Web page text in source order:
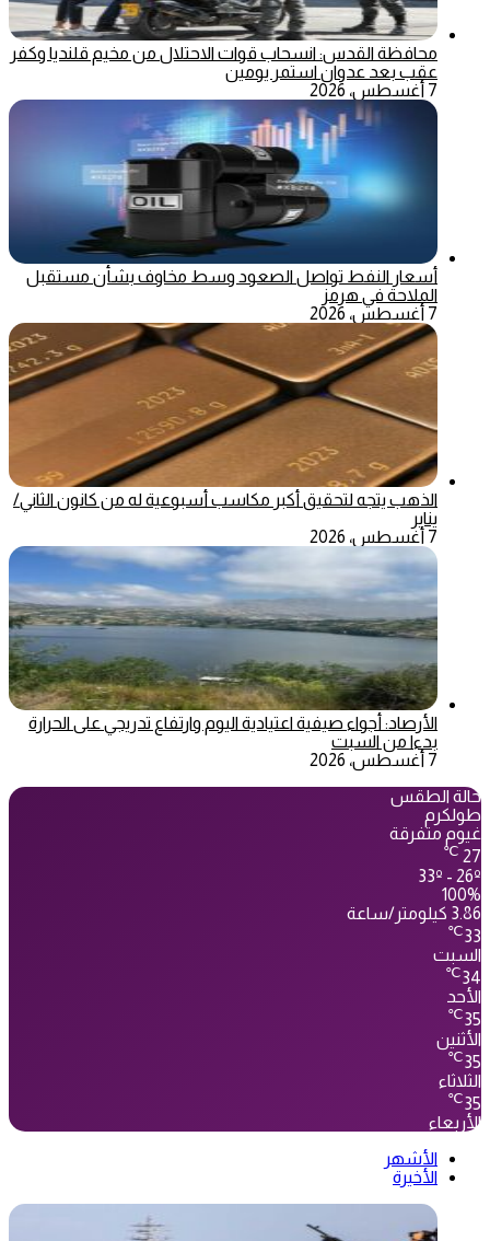
محافظة القدس: انسحاب قوات الاحتلال من مخيم قلنديا وكفر
عقب بعد عدوان استمر يومين
7 أغسطس، 2026
أسعار النفط تواصل الصعود وسط مخاوف بشأن مستقبل
الملاحة في هرمز
7 أغسطس، 2026
الذهب يتجه لتحقيق أكبر مكاسب أسبوعية له من كانون الثاني/
يناير
7 أغسطس، 2026
الأرصاد: أجواء صيفية اعتيادية اليوم وارتفاع تدريجي على الحرارة
بدءا من السبت
7 أغسطس، 2026
حالة الطقس
طولكرم
غيوم متفرقة
27
℃
33º - 26º
100%
3.86 كيلومتر/ساعة
33
℃
السبت
34
℃
الأحد
35
℃
الأثنين
35
℃
الثلاثاء
35
℃
الأربعاء
الأشهر
الأخيرة